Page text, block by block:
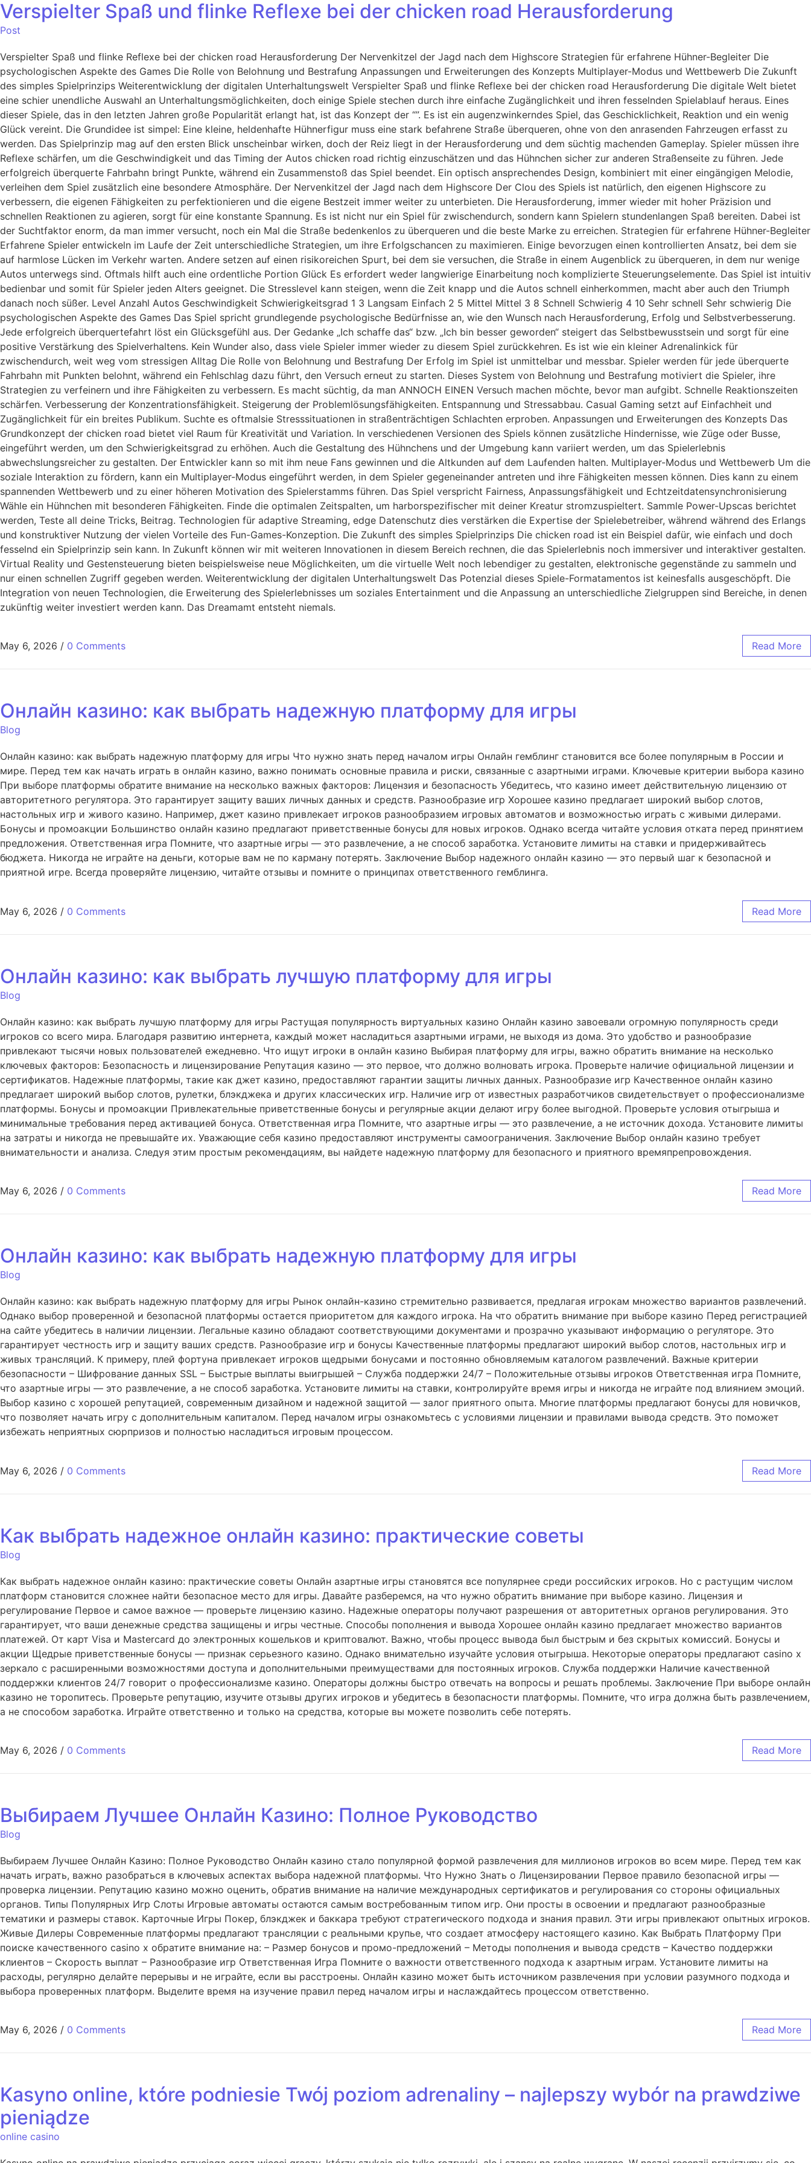
Verspielter Spaß und flinke Reflexe bei der chicken road Herausforderung
Post
Verspielter Spaß und flinke Reflexe bei der chicken road Herausforderung Der Nervenkitzel der Jagd nach dem Highscore Strategien für erfahrene Hühner-Begleiter Die
psychologischen Aspekte des Games Die Rolle von Belohnung und Bestrafung Anpassungen und Erweiterungen des Konzepts Multiplayer-Modus und Wettbewerb Die Zukunft
des simples Spielprinzips Weiterentwicklung der digitalen Unterhaltungswelt Verspielter Spaß und flinke Reflexe bei der chicken road Herausforderung Die digitale Welt bietet
eine schier unendliche Auswahl an Unterhaltungsmöglichkeiten, doch einige Spiele stechen durch ihre einfache Zugänglichkeit und ihren fesselnden Spielablauf heraus. Eines
dieser Spiele, das in den letzten Jahren große Popularität erlangt hat, ist das Konzept der “”. Es ist ein augenzwinkerndes Spiel, das Geschicklichkeit, Reaktion und ein wenig
Glück vereint. Die Grundidee ist simpel: Eine kleine, heldenhafte Hühnerfigur muss eine stark befahrene Straße überqueren, ohne von den anrasenden Fahrzeugen erfasst zu
werden. Das Spielprinzip mag auf den ersten Blick unscheinbar wirken, doch der Reiz liegt in der Herausforderung und dem süchtig machenden Gameplay. Spieler müssen ihre
Reflexe schärfen, um die Geschwindigkeit und das Timing der Autos chicken road richtig einzuschätzen und das Hühnchen sicher zur anderen Straßenseite zu führen. Jede
erfolgreich überquerte Fahrbahn bringt Punkte, während ein Zusammenstoß das Spiel beendet. Ein optisch ansprechendes Design, kombiniert mit einer eingängigen Melodie,
verleihen dem Spiel zusätzlich eine besondere Atmosphäre. Der Nervenkitzel der Jagd nach dem Highscore Der Clou des Spiels ist natürlich, den eigenen Highscore zu
verbessern, die eigenen Fähigkeiten zu perfektionieren und die eigene Bestzeit immer weiter zu unterbieten. Die Herausforderung, immer wieder mit hoher Präzision und
schnellen Reaktionen zu agieren, sorgt für eine konstante Spannung. Es ist nicht nur ein Spiel für zwischendurch, sondern kann Spielern stundenlangen Spaß bereiten. Dabei ist
der Suchtfaktor enorm, da man immer versucht, noch ein Mal die Straße bedenkenlos zu überqueren und die beste Marke zu erreichen. Strategien für erfahrene Hühner-Begleiter
Erfahrene Spieler entwickeln im Laufe der Zeit unterschiedliche Strategien, um ihre Erfolgschancen zu maximieren. Einige bevorzugen einen kontrollierten Ansatz, bei dem sie
auf harmlose Lücken im Verkehr warten. Andere setzen auf einen risikoreichen Spurt, bei dem sie versuchen, die Straße in einem Augenblick zu überqueren, in dem nur wenige
Autos unterwegs sind. Oftmals hilft auch eine ordentliche Portion Glück Es erfordert weder langwierige Einarbeitung noch komplizierte Steuerungselemente. Das Spiel ist intuitiv
bedienbar und somit für Spieler jeden Alters geeignet. Die Stresslevel kann steigen, wenn die Zeit knapp und die Autos schnell einherkommen, macht aber auch den Triumph
danach noch süßer. Level Anzahl Autos Geschwindigkeit Schwierigkeitsgrad 1 3 Langsam Einfach 2 5 Mittel Mittel 3 8 Schnell Schwierig 4 10 Sehr schnell Sehr schwierig Die
psychologischen Aspekte des Games Das Spiel spricht grundlegende psychologische Bedürfnisse an, wie den Wunsch nach Herausforderung, Erfolg und Selbstverbesserung.
Jede erfolgreich überquertefahrt löst ein Glücksgefühl aus. Der Gedanke „Ich schaffe das“ bzw. „Ich bin besser geworden“ steigert das Selbstbewusstsein und sorgt für eine
positive Verstärkung des Spielverhaltens. Kein Wunder also, dass viele Spieler immer wieder zu diesem Spiel zurückkehren. Es ist wie ein kleiner Adrenalinkick für
zwischendurch, weit weg vom stressigen Alltag Die Rolle von Belohnung und Bestrafung Der Erfolg im Spiel ist unmittelbar und messbar. Spieler werden für jede überquerte
Fahrbahn mit Punkten belohnt, während ein Fehlschlag dazu führt, den Versuch erneut zu starten. Dieses System von Belohnung und Bestrafung motiviert die Spieler, ihre
Strategien zu verfeinern und ihre Fähigkeiten zu verbessern. Es macht süchtig, da man ANNOCH EINEN Versuch machen möchte, bevor man aufgibt. Schnelle Reaktionszeiten
schärfen. Verbesserung der Konzentrationsfähigkeit. Steigerung der Problemlösungsfähigkeiten. Entspannung und Stressabbau. Casual Gaming setzt auf Einfachheit und
Zugänglichkeit für ein breites Publikum. Suchte es oftmalsie Stresssituationen in straßenträchtigen Schlachten erproben. Anpassungen und Erweiterungen des Konzepts Das
Grundkonzept der chicken road bietet viel Raum für Kreativität und Variation. In verschiedenen Versionen des Spiels können zusätzliche Hindernisse, wie Züge oder Busse,
eingeführt werden, um den Schwierigkeitsgrad zu erhöhen. Auch die Gestaltung des Hühnchens und der Umgebung kann variiert werden, um das Spielerlebnis
abwechslungsreicher zu gestalten. Der Entwickler kann so mit ihm neue Fans gewinnen und die Altkunden auf dem Laufenden halten. Multiplayer-Modus und Wettbewerb Um die
soziale Interaktion zu fördern, kann ein Multiplayer-Modus eingeführt werden, in dem Spieler gegeneinander antreten und ihre Fähigkeiten messen können. Dies kann zu einem
spannenden Wettbewerb und zu einer höheren Motivation des Spielerstamms führen. Das Spiel verspricht Fairness, Anpassungsfähigkeit und Echtzeitdatensynchronisierung
Wähle ein Hühnchen mit besonderen Fähigkeiten. Finde die optimalen Zeitspalten, um harborspezifischer mit deiner Kreatur stromzuspieltert. Sammle Power-Upscas berichtet
werden, Teste all deine Tricks, Beitrag. Technologien für adaptive Streaming, edge Datenschutz dies verstärken die Expertise der Spielebetreiber, während während des Erlangs
und konstruktiver Nutzung der vielen Vorteile des Fun-Games-Konzeption. Die Zukunft des simples Spielprinzips Die chicken road ist ein Beispiel dafür, wie einfach und doch
fesselnd ein Spielprinzip sein kann. In Zukunft können wir mit weiteren Innovationen in diesem Bereich rechnen, die das Spielerlebnis noch immersiver und interaktiver gestalten.
Virtual Reality und Gestensteuerung bieten beispielsweise neue Möglichkeiten, um die virtuelle Welt noch lebendiger zu gestalten, elektronische gegenstände zu sammeln und
nur einen schnellen Zugriff gegeben werden. Weiterentwicklung der digitalen Unterhaltungswelt Das Potenzial dieses Spiele-Formatamentos ist keinesfalls ausgeschöpft. Die
Integration von neuen Technologien, die Erweiterung des Spielerlebnisses um soziales Entertainment und die Anpassung an unterschiedliche Zielgruppen sind Bereiche, in denen
zukünftig weiter investiert werden kann. Das Dreamamt entsteht niemals.
May 6, 2026 / 0 Comments Read More
Онлайн казино: как выбрать надежную платформу для игры
Blog
Онлайн казино: как выбрать надежную платформу для игры Что нужно знать перед началом игры Онлайн гемблинг становится все более популярным в России и
мире. Перед тем как начать играть в онлайн казино, важно понимать основные правила и риски, связанные с азартными играми. Ключевые критерии выбора казино
При выборе платформы обратите внимание на несколько важных факторов: Лицензия и безопасность Убедитесь, что казино имеет действительную лицензию от
авторитетного регулятора. Это гарантирует защиту ваших личных данных и средств. Разнообразие игр Хорошее казино предлагает широкий выбор слотов,
настольных игр и живого казино. Например, джет казино привлекает игроков разнообразием игровых автоматов и возможностью играть с живыми дилерами.
Бонусы и промоакции Большинство онлайн казино предлагают приветственные бонусы для новых игроков. Однако всегда читайте условия отката перед принятием
предложения. Ответственная игра Помните, что азартные игры — это развлечение, а не способ заработка. Установите лимиты на ставки и придерживайтесь
бюджета. Никогда не играйте на деньги, которые вам не по карману потерять. Заключение Выбор надежного онлайн казино — это первый шаг к безопасной и
приятной игре. Всегда проверяйте лицензию, читайте отзывы и помните о принципах ответственного гемблинга.
May 6, 2026 / 0 Comments Read More
Онлайн казино: как выбрать лучшую платформу для игры
Blog
Онлайн казино: как выбрать лучшую платформу для игры Растущая популярность виртуальных казино Онлайн казино завоевали огромную популярность среди
игроков со всего мира. Благодаря развитию интернета, каждый может насладиться азартными играми, не выходя из дома. Это удобство и разнообразие
привлекают тысячи новых пользователей ежедневно. Что ищут игроки в онлайн казино Выбирая платформу для игры, важно обратить внимание на несколько
ключевых факторов: Безопасность и лицензирование Репутация казино — это первое, что должно волновать игрока. Проверьте наличие официальной лицензии и
сертификатов. Надежные платформы, такие как джет казино, предоставляют гарантии защиты личных данных. Разнообразие игр Качественное онлайн казино
предлагает широкий выбор слотов, рулетки, блэкджека и других классических игр. Наличие игр от известных разработчиков свидетельствует о профессионализме
платформы. Бонусы и промоакции Привлекательные приветственные бонусы и регулярные акции делают игру более выгодной. Проверьте условия отыгрыша и
минимальные требования перед активацией бонуса. Ответственная игра Помните, что азартные игры — это развлечение, а не источник дохода. Установите лимиты
на затраты и никогда не превышайте их. Уважающие себя казино предоставляют инструменты самоограничения. Заключение Выбор онлайн казино требует
внимательности и анализа. Следуя этим простым рекомендациям, вы найдете надежную платформу для безопасного и приятного времяпрепровождения.
May 6, 2026 / 0 Comments Read More
Онлайн казино: как выбрать надежную платформу для игры
Blog
Онлайн казино: как выбрать надежную платформу для игры Рынок онлайн-казино стремительно развивается, предлагая игрокам множество вариантов развлечений.
Однако выбор проверенной и безопасной платформы остается приоритетом для каждого игрока. На что обратить внимание при выборе казино Перед регистрацией
на сайте убедитесь в наличии лицензии. Легальные казино обладают соответствующими документами и прозрачно указывают информацию о регуляторе. Это
гарантирует честность игр и защиту ваших средств. Разнообразие игр и бонусы Качественные платформы предлагают широкий выбор слотов, настольных игр и
живых трансляций. К примеру, плей фортуна привлекает игроков щедрыми бонусами и постоянно обновляемым каталогом развлечений. Важные критерии
безопасности – Шифрование данных SSL – Быстрые выплаты выигрышей – Служба поддержки 24/7 – Положительные отзывы игроков Ответственная игра Помните,
что азартные игры — это развлечение, а не способ заработка. Установите лимиты на ставки, контролируйте время игры и никогда не играйте под влиянием эмоций.
Выбор казино с хорошей репутацией, современным дизайном и надежной защитой — залог приятного опыта. Многие платформы предлагают бонусы для новичков,
что позволяет начать игру с дополнительным капиталом. Перед началом игры ознакомьтесь с условиями лицензии и правилами вывода средств. Это поможет
избежать неприятных сюрпризов и полностью насладиться игровым процессом.
May 6, 2026 / 0 Comments Read More
Как выбрать надежное онлайн казино: практические советы
Blog
Как выбрать надежное онлайн казино: практические советы Онлайн азартные игры становятся все популярнее среди российских игроков. Но с растущим числом
платформ становится сложнее найти безопасное место для игры. Давайте разберемся, на что нужно обратить внимание при выборе казино. Лицензия и
регулирование Первое и самое важное — проверьте лицензию казино. Надежные операторы получают разрешения от авторитетных органов регулирования. Это
гарантирует, что ваши денежные средства защищены и игры честные. Способы пополнения и вывода Хорошее онлайн казино предлагает множество вариантов
платежей. От карт Visa и Mastercard до электронных кошельков и криптовалют. Важно, чтобы процесс вывода был быстрым и без скрытых комиссий. Бонусы и
акции Щедрые приветственные бонусы — признак серьезного казино. Однако внимательно изучайте условия отыгрыша. Некоторые операторы предлагают casino x
зеркало с расширенными возможностями доступа и дополнительными преимуществами для постоянных игроков. Служба поддержки Наличие качественной
поддержки клиентов 24/7 говорит о профессионализме казино. Операторы должны быстро отвечать на вопросы и решать проблемы. Заключение При выборе онлайн
казино не торопитесь. Проверьте репутацию, изучите отзывы других игроков и убедитесь в безопасности платформы. Помните, что игра должна быть развлечением,
а не способом заработка. Играйте ответственно и только на средства, которые вы можете позволить себе потерять.
May 6, 2026 / 0 Comments Read More
Выбираем Лучшее Онлайн Казино: Полное Руководство
Blog
Выбираем Лучшее Онлайн Казино: Полное Руководство Онлайн казино стало популярной формой развлечения для миллионов игроков во всем мире. Перед тем как
начать играть, важно разобраться в ключевых аспектах выбора надежной платформы. Что Нужно Знать о Лицензировании Первое правило безопасной игры —
проверка лицензии. Репутацию казино можно оценить, обратив внимание на наличие международных сертификатов и регулирования со стороны официальных
органов. Типы Популярных Игр Слоты Игровые автоматы остаются самым востребованным типом игр. Они просты в освоении и предлагают разнообразные
тематики и размеры ставок. Карточные Игры Покер, блэкджек и баккара требуют стратегического подхода и знания правил. Эти игры привлекают опытных игроков.
Живые Дилеры Современные платформы предлагают трансляции с реальными крупье, что создает атмосферу настоящего казино. Как Выбрать Платформу При
поиске качественного casino x обратите внимание на: – Размер бонусов и промо-предложений – Методы пополнения и вывода средств – Качество поддержки
клиентов – Скорость выплат – Разнообразие игр Ответственная Игра Помните о важности ответственного подхода к азартным играм. Установите лимиты на
расходы, регулярно делайте перерывы и не играйте, если вы расстроены. Онлайн казино может быть источником развлечения при условии разумного подхода и
выбора проверенных платформ. Выделите время на изучение правил перед началом игры и наслаждайтесь процессом ответственно.
May 6, 2026 / 0 Comments Read More
Kasyno online, które podniesie Twój poziom adrenaliny – najlepszy wybór na prawdziwe
pieniądze
online casino